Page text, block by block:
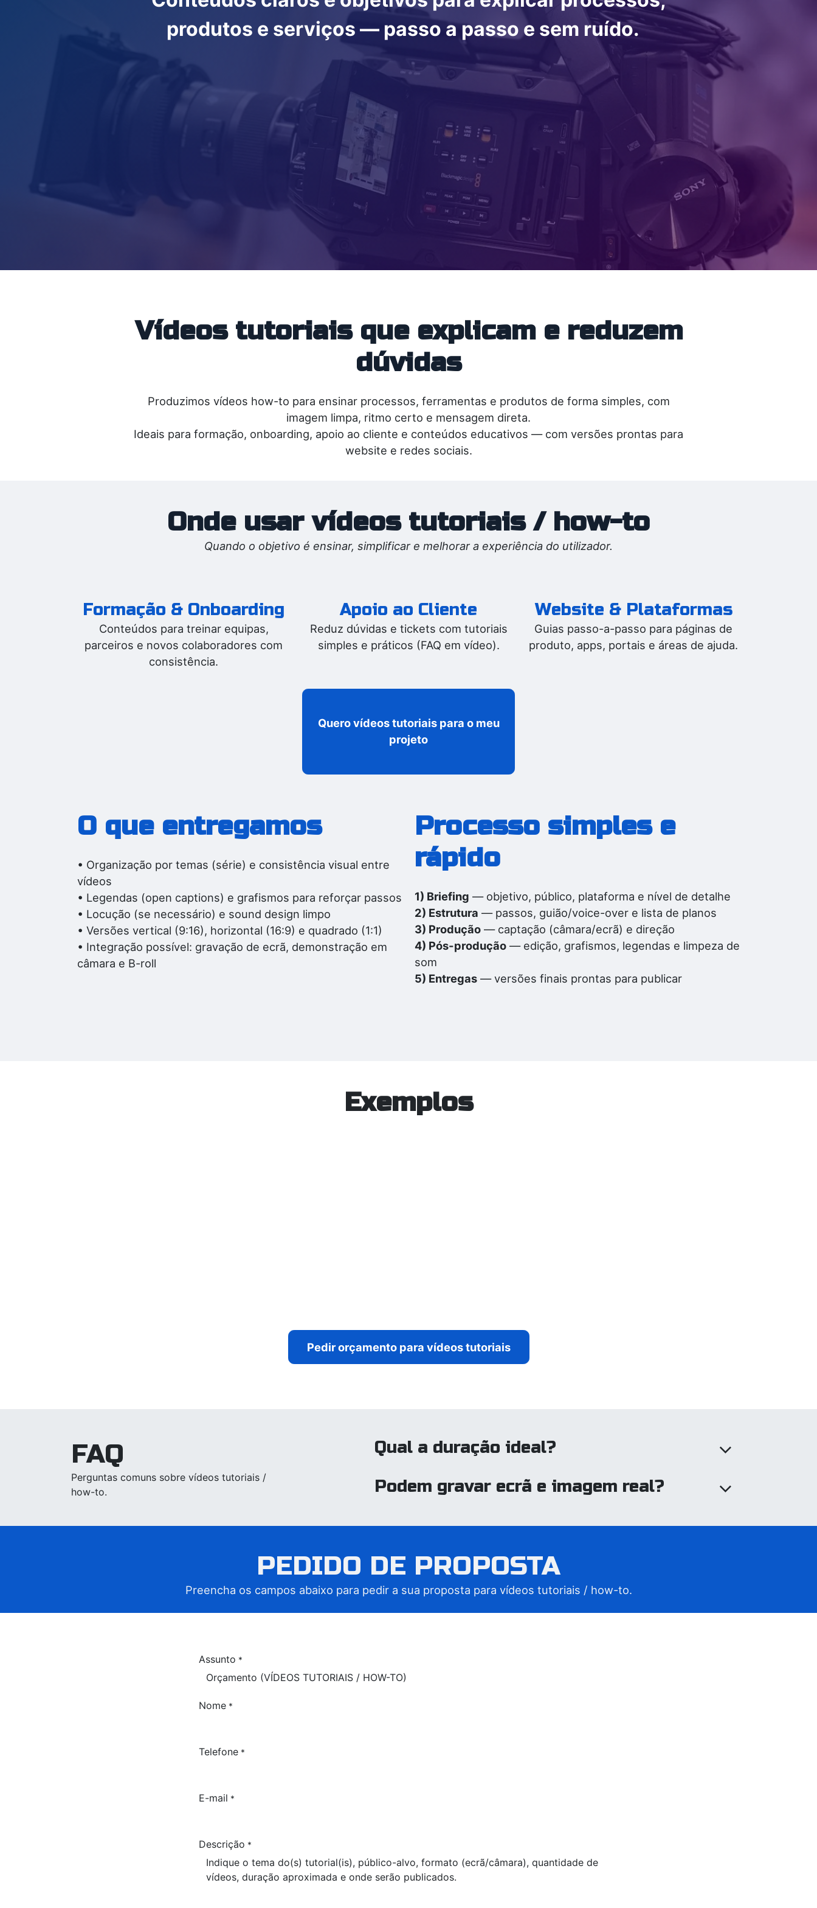
produtos e serviços — passo a passo e sem ruído.
Vídeos tutoriais que explicam e reduzem
dúvidas
Produzimos vídeos how-to para ensinar processos, ferramentas e produtos de forma simples, com
imagem limpa, ritmo certo e mensagem direta.
Ideais para formação, onboarding, apoio ao cliente e conteúdos educativos — com versões prontas para
website e redes sociais.
Onde usar vídeos tutoriais / how-to
Quando o objetivo é ensinar, simplificar e melhorar a experiência do utilizador.
Formação & Onboarding
Conteúdos para treinar equipas,
parceiros e novos colaboradores com
consistência.
Apoio ao Cliente
Reduz dúvidas e tickets com tutoriais
simples e práticos (FAQ em vídeo).
Website & Plataformas
Guias passo-a-passo para páginas de
produto, apps, portais e áreas de ajuda.
Processo simples e
rápido
1) Briefing — objetivo, público, plataforma e nível de detalhe
2) Estrutura — passos, guião/voice-over e lista de planos
3) Produção — captação (câmara/ecrã) e direção
4) Pós-produção — edição, grafismos, legendas e limpeza de
som
5) Entregas — versões finais prontas para publicar
Quero vídeos tutoriais para o meu
projeto
O que entregamos
• Organização por temas (série) e consistência visual entre
vídeos
• Legendas (open captions) e grafismos para reforçar passos
• Locução (se necessário) e sound design limpo
• Versões vertical (9:16), horizontal (16:9) e quadrado (1:1)
• Integração possível: gravação de ecrã, demonstração em
câmara e B-roll
Exemplos
Pedir orçamento para vídeos tutoriais
FAQ
Perguntas comuns sobre vídeos tutoriais /
how-to.
Qual a duração ideal?
Podem gravar ecrã e imagem real?
PEDIDO DE PROPOSTA
Preencha os campos abaixo para pedir a sua proposta para vídeos tutoriais / how-to.
Assunto *
Nome *
Telefone *
E-mail *
Descrição *